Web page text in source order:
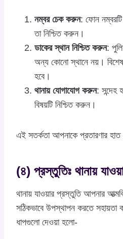
নম্বর চেক করুন: ফোন নম্বরটি
তা নিশ্চিত করুন।
ডাকের স্থান নিশ্চিত করুন:
অন্য কোনো স্থানে নয়। বিশেষ
হবে।
থানায় যোগাযোগ করুন: সন্দেহ
বিষয়টি নিশ্চিত করুন।
এই সতর্কতা আপনাকে প্রতারণার হাত
(৪) প্রস্তুতিঃ থানায়
থানায় যাওয়ার প্রস্তুতি আপনার
সঠিকভাবে উপস্থাপন করতে সহায়তা
ধাপগুলো দেওয়া হলো-